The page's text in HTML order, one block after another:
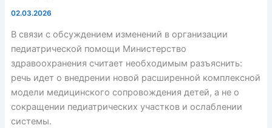
02.03.2026
В связи с обсуждением изменений в организации
педиатрической помощи Министерство
здравоохранения считает необходимым разъяснить:
речь идет о внедрении новой расширенной комплексной
модели медицинского сопровождения детей, а не о
сокращении педиатрических участков и ослаблении
системы.